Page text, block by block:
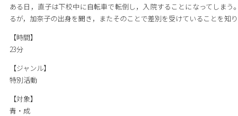
ある日，直子は下校中に自転車で転倒し，入院することになってしま
るが，加奈子の出身を聞き，またそのことで差別を受けていることを知
【時間】
23分
【ジャンル】
特別活動
【対象】
青・成